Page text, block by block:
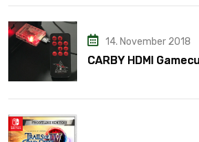
14. November 2018
CARBY HDMI